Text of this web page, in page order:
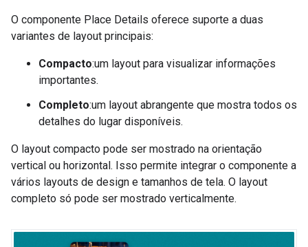
O componente Place Details oferece suporte a duas
variantes de layout principais:
Compacto:um layout para visualizar informações
importantes.
Completo:um layout abrangente que mostra todos os
detalhes do lugar disponíveis.
O layout compacto pode ser mostrado na orientação
vertical ou horizontal. Isso permite integrar o componente a
vários layouts de design e tamanhos de tela. O layout
completo só pode ser mostrado verticalmente.